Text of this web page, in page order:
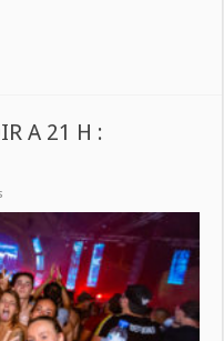
A 21 H :
SOIR
A
21
H
:
COLLECTIF
NEWTRACK